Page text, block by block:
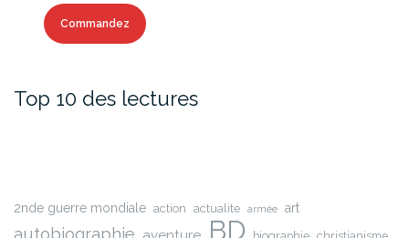
Commandez
Top 10 des lectures
2nde guerre mondiale action actualite armée art
autobiographie BD